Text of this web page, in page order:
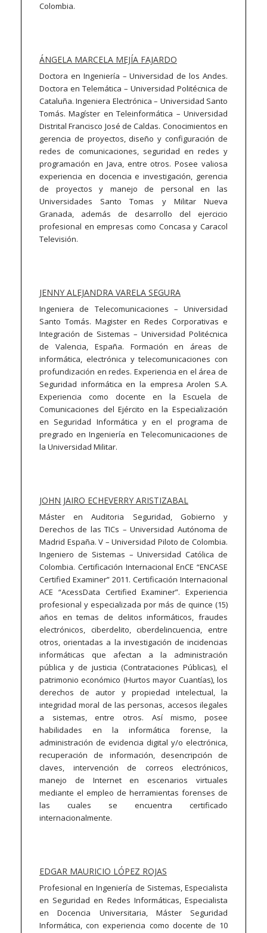
Colombia.
ÁNGELA MARCELA MEJÍA FAJARDO
Doctora en Ingeniería – Universidad de los Andes.
Doctora en Telemática – Universidad Politécnica de
Cataluña. Ingeniera Electrónica – Universidad Santo
Tomás. Magíster en Teleinformática – Universidad
Distrital Francisco José de Caldas. Conocimientos en
gerencia de proyectos, diseño y configuración de
redes de comunicaciones, seguridad en redes y
programación en Java, entre otros. Posee valiosa
experiencia en docencia e investigación, gerencia
de proyectos y manejo de personal en las
Universidades Santo Tomas y Militar Nueva
Granada, además de desarrollo del ejercicio
profesional en empresas como Concasa y Caracol
Televisión.
JENNY ALEJANDRA VARELA SEGURA
Ingeniera de Telecomunicaciones – Universidad
Santo Tomás. Magister en Redes Corporativas e
Integración de Sistemas – Universidad Politécnica
de Valencia, España. Formación en áreas de
informática, electrónica y telecomunicaciones con
profundización en redes. Experiencia en el área de
Seguridad informática en la empresa Arolen S.A.
Experiencia como docente en la Escuela de
Comunicaciones del Ejército en la Especialización
en Seguridad Informática y en el programa de
pregrado en Ingeniería en Telecomunicaciones de
la Universidad Militar.
JOHN JAIRO ECHEVERRY ARISTIZABAL
Máster en Auditoria Seguridad, Gobierno y
Derechos de las TICs – Universidad Autónoma de
Madrid España. V – Universidad Piloto de Colombia.
Ingeniero de Sistemas – Universidad Católica de
Colombia. Certificación Internacional EnCE “ENCASE
Certified Examiner” 2011. Certificación Internacional
ACE “AcessData Certified Examiner”. Experiencia
profesional y especializada por más de quince (15)
años en temas de delitos informáticos, fraudes
electrónicos, ciberdelito, ciberdelincuencia, entre
otros, orientadas a la investigación de incidencias
informáticas que afectan a la administración
pública y de justicia (Contrataciones Públicas), el
patrimonio económico (Hurtos mayor Cuantías), los
derechos de autor y propiedad intelectual, la
integridad moral de las personas, accesos ilegales
a sistemas, entre otros. Así mismo, posee
habilidades en la informática forense, la
administración de evidencia digital y/o electrónica,
recuperación de información, desencripción de
claves, intervención de correos electrónicos,
manejo de Internet en escenarios virtuales
mediante el empleo de herramientas forenses de
las cuales se encuentra certificado
internacionalmente.
EDGAR MAURICIO LÓPEZ ROJAS
Profesional en Ingeniería de Sistemas, Especialista
en Seguridad en Redes Informáticas, Especialista
en Docencia Universitaria, Máster Seguridad
Informática, con experiencia como docente de 10